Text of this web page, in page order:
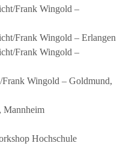
Frank Wingold –
Frank Wingold – Erlangen
Frank Wingold –
Wingold – Goldmund,
Mannheim
Hochschule